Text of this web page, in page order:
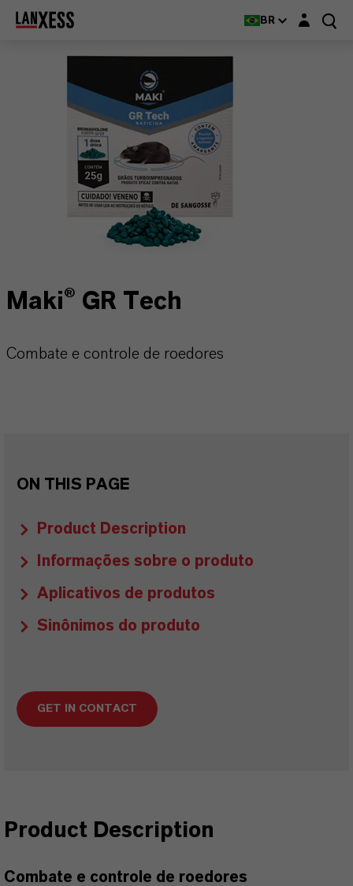
BR Login layer
Maki® GR Tech
Combate e controle de roedores
ON THIS PAGE
Product Description
Informações sobre o produto
Aplicativos de produtos
Sinônimos do produto
GET IN CONTACT
Product Description
Combate e controle de roedores